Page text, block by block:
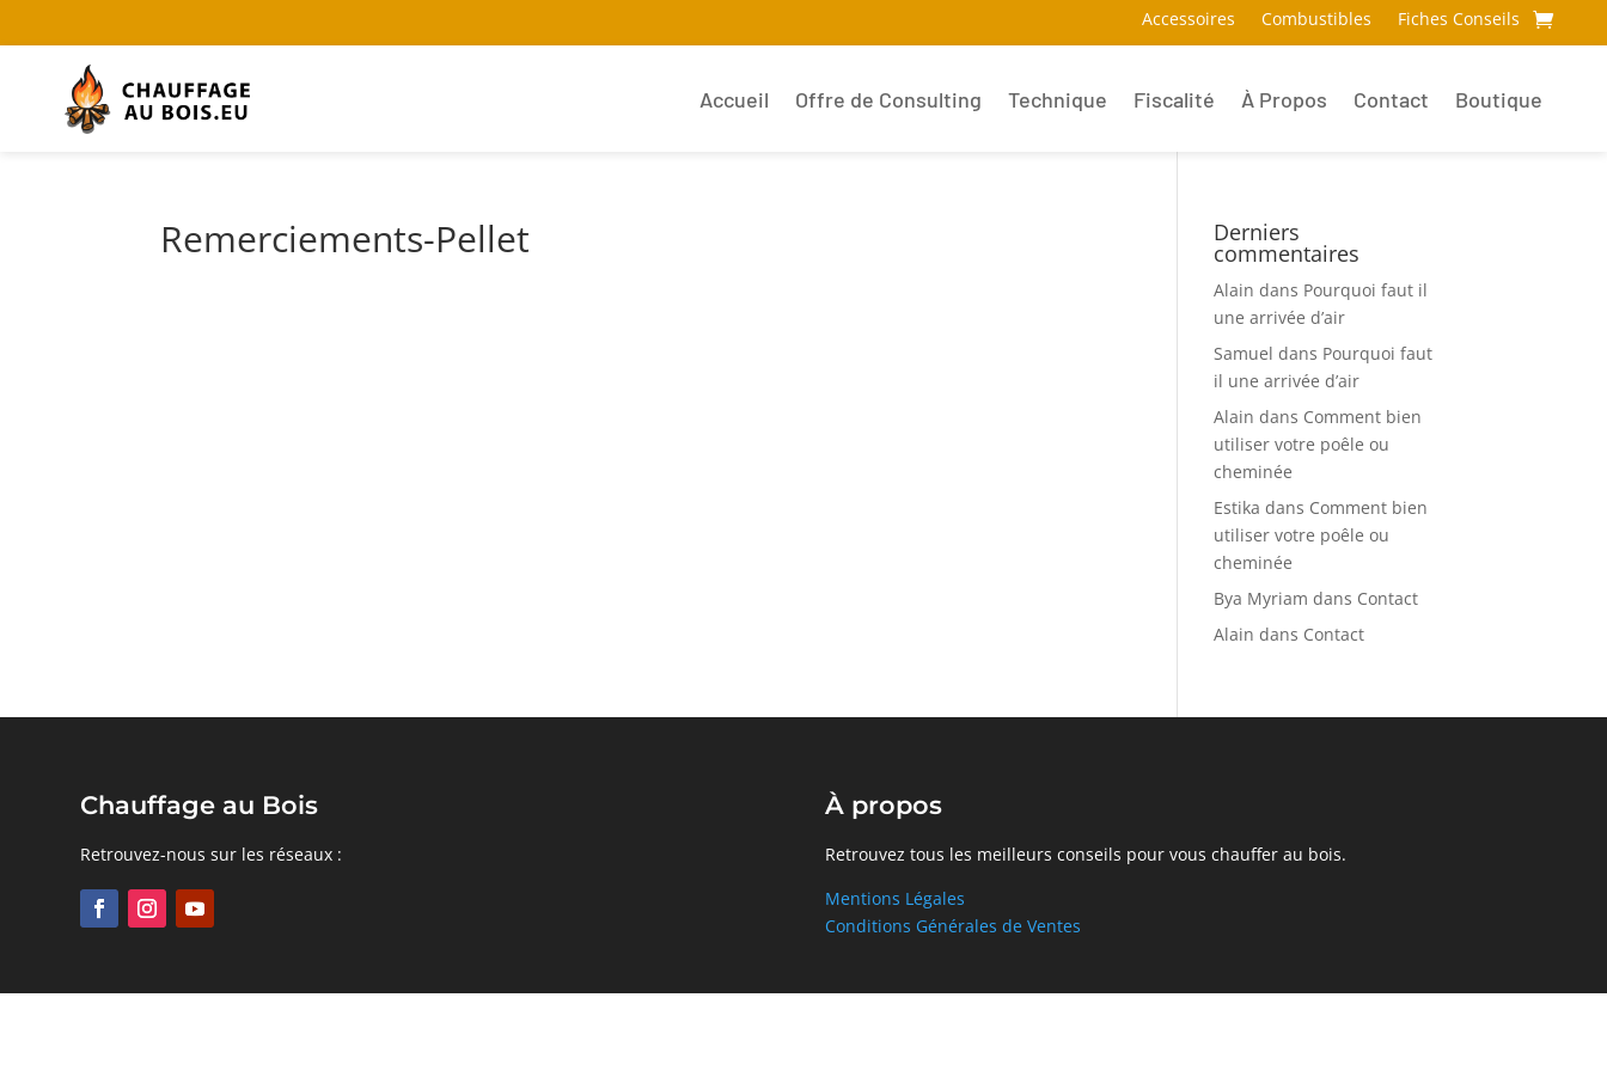
Accessoires Combustibles Fiches Conseils
Accueil Offre de Consulting Technique Fiscalité À Propos Contact Boutique
Remerciements-Pellet Derniers
commentaires
Alain dans Pourquoi faut il
une arrivée d’air
Samuel dans Pourquoi faut
il une arrivée d’air
Alain dans Comment bien
utiliser votre poêle ou
cheminée
Estika dans Comment bien
utiliser votre poêle ou
cheminée
Bya Myriam dans Contact
Alain dans Contact
Chauffage au Bois
Retrouvez-nous sur les réseaux :
À propos
Retrouvez tous les meilleurs conseils pour vous chauffer au bois.
Mentions Légales
Conditions Générales de Ventes